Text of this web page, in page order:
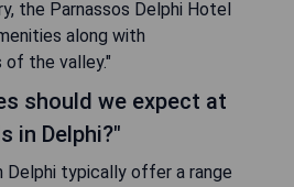
the Parnassos Delphi Hotel
along with
of the valley."
should we expect at
in Delphi?"
Delphi typically offer a range